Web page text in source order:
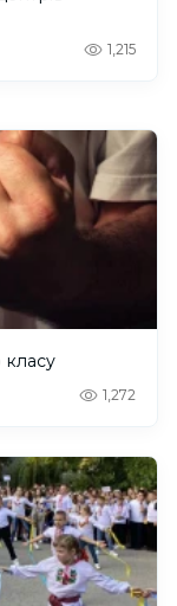
1,215
класу
1,272